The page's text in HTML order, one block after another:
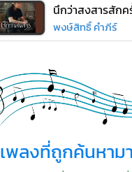
นึกว่าสงสารสักค
พงษ์สิทธิ์ คำภีร์
เพลงที่ถูกค้นหาม